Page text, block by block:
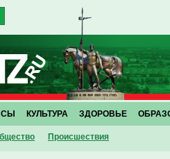
Проиcшествия
КУЛЬТУРА ЗДОРОВЬЕ